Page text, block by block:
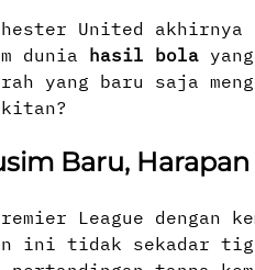
United
dunia hasil bola
yang baru saja
Baru,
League
ini tidak